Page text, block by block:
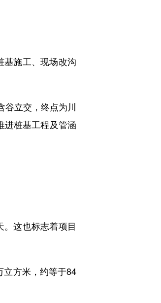
施工、现场改沟
立交，终点为川
进桩基工程及管涵
这也标志着项目
方米，约等于84